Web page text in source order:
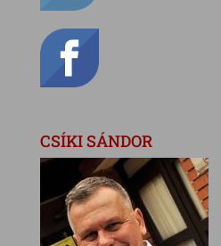
CSÍKI SÁNDOR